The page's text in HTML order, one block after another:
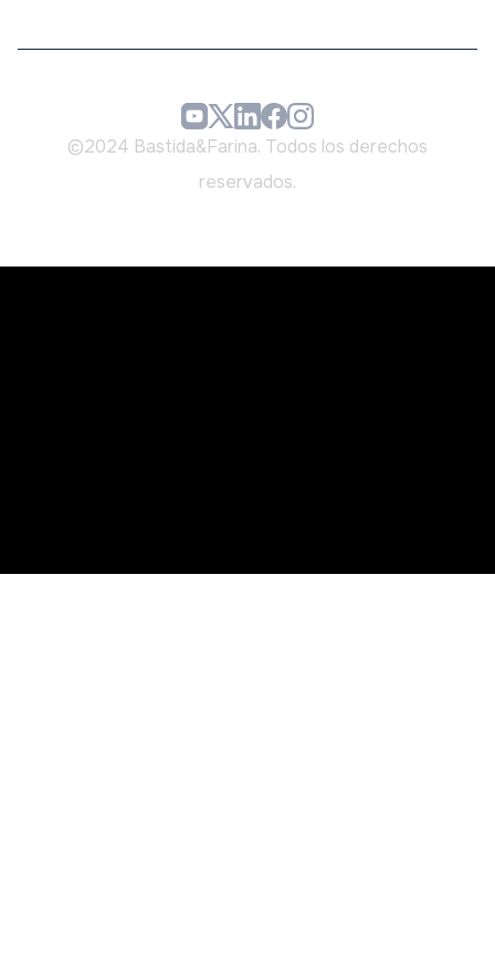
©2024 Bastida&Farina. Todos los derechos
reservados.